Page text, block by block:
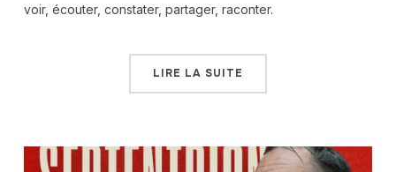
voir, écouter, constater, partager, raconter.
LIRE LA SUITE